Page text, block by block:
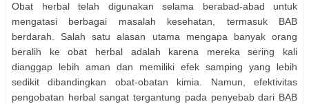
Obat herbal telah digunakan selama berabad-abad untuk
mengatasi berbagai masalah kesehatan, termasuk BAB
berdarah. Salah satu alasan utama mengapa banyak orang
beralih ke obat herbal adalah karena mereka sering kali
dianggap lebih aman dan memiliki efek samping yang lebih
sedikit dibandingkan obat-obatan kimia. Namun, efektivitas
pengobatan herbal sangat tergantung pada penyebab dari BAB